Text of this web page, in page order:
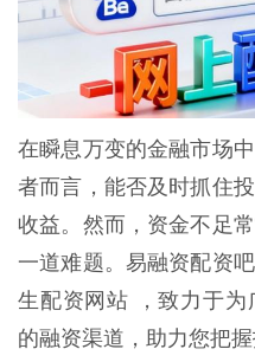
在瞬息万变的金融市场
者而言，能否及时抓住
收益。然而，资金不足
一道难题。易融资配资
生配资网站 ，致力于
的融资渠道，助力您把